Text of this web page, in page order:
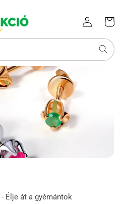
Bejelentkezés
kosara
Élje át a gyémántok